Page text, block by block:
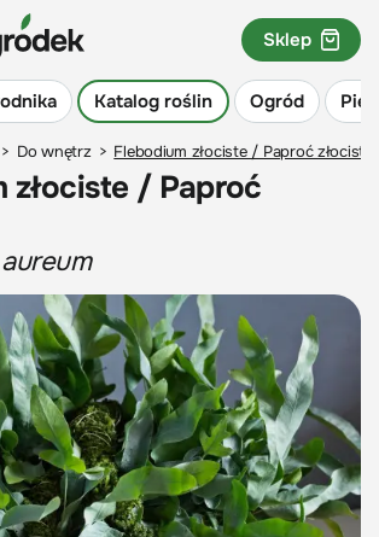
Katalog roślin Ogród
Sklep
> Do wnętrz > Flebodium złociste / Paproć złocista
złociste / Paproć